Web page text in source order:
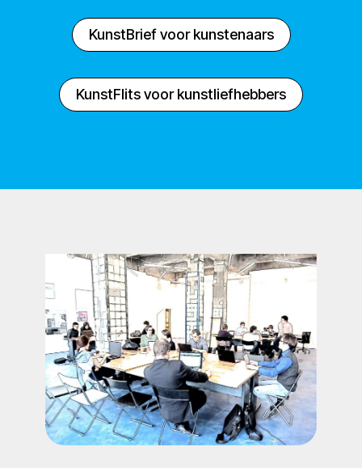
KunstBrief voor kunstenaars
KunstFlits voor kunstliefhebbers